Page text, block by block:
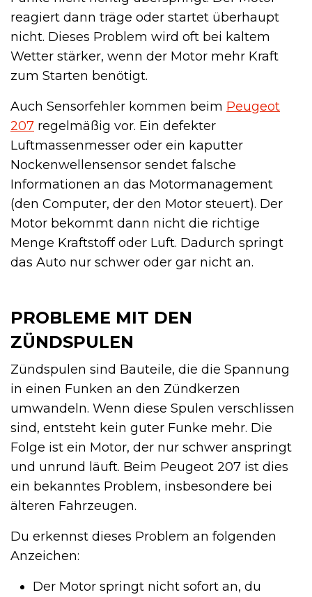
reagiert dann träge oder startet überhaupt
nicht. Dieses Problem wird oft bei kaltem
Wetter stärker, wenn der Motor mehr Kraft
zum Starten benötigt.
Auch Sensorfehler kommen beim Peugeot
207 regelmäßig vor. Ein defekter
Luftmassenmesser oder ein kaputter
Nockenwellensensor sendet falsche
Informationen an das Motormanagement
(den Computer, der den Motor steuert). Der
Motor bekommt dann nicht die richtige
Menge Kraftstoff oder Luft. Dadurch springt
das Auto nur schwer oder gar nicht an.
PROBLEME MIT DEN
ZÜNDSPULEN
Zündspulen sind Bauteile, die die Spannung
in einen Funken an den Zündkerzen
umwandeln. Wenn diese Spulen verschlissen
sind, entsteht kein guter Funke mehr. Die
Folge ist ein Motor, der nur schwer anspringt
und unrund läuft. Beim Peugeot 207 ist dies
ein bekanntes Problem, insbesondere bei
älteren Fahrzeugen.
Du erkennst dieses Problem an folgenden
Anzeichen:
Der Motor springt nicht sofort an, du